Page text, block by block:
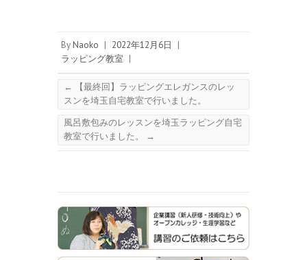
By Naoko | 2022年12月6日
|
ラッピング教室 |
←
【最終回】ラッピングエレガンスのレッ
スンを埼玉自宅教室で行いました。
風呂敷包みのレッスンを埼玉ラッピング自宅
教室で行いました。
→